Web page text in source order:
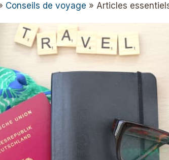
Conseils de voyage » Articles